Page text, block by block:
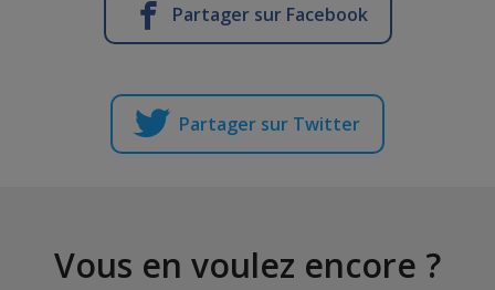
Partager sur Facebook
Partager sur Twitter
Vous en voulez encore ?